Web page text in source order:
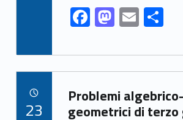
F
ac
e
b
o
M
as
to
d
o
E
m
ai
l
S
ar
e
Link identifier archive #link-archive-72772
Problemi algebrico-
geometrici di terzo
23